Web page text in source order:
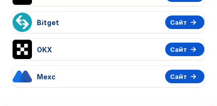
Bitget Сайт
OKX Сайт
Mexc Сайт